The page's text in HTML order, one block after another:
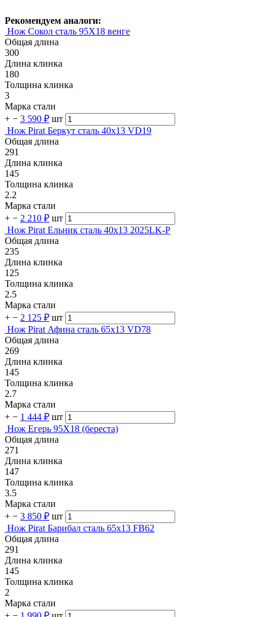
Рекомендуем аналоги:
Нож Сокол сталь 95Х18 венге
Общая длина
300
Длина клинка
180
Толщина клинка
3
Марка стали
+ − 3 590 ₽ шт
Нож Pirat Беркут сталь 40х13 VD19
Общая длина
291
Длина клинка
145
Толщина клинка
2.2
Марка стали
+ − 2 210 ₽ шт
Нож Pirat Ельник сталь 40х13 2025LK-P
Общая длина
235
Длина клинка
125
Толщина клинка
2.5
Марка стали
+ − 2 125 ₽ шт
Нож Pirat Афина сталь 65х13 VD78
Общая длина
269
Длина клинка
145
Толщина клинка
2.7
Марка стали
+ − 1 444 ₽ шт
Нож Егерь 95Х18 (береста)
Общая длина
271
Длина клинка
147
Толщина клинка
3.5
Марка стали
+ − 3 850 ₽ шт
Нож Pirat Барибал сталь 65х13 FB62
Общая длина
291
Длина клинка
145
Толщина клинка
2
Марка стали